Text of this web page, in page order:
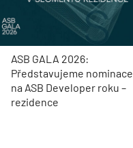
ASB GALA 2026:
Představujeme nominace
na ASB Developer roku –
rezidence